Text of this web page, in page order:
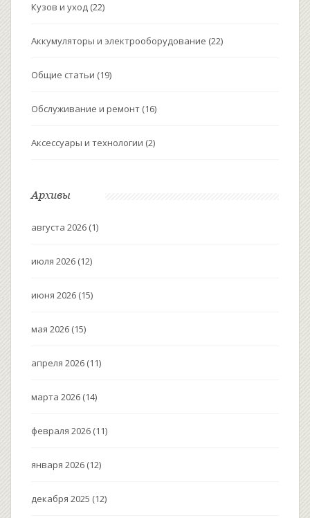
Кузов и уход (22)
Аккумуляторы и электрооборудование (22)
Общие статьи (19)
Обслуживание и ремонт (16)
Аксессуары и технологии (2)
Архивы
августа 2026 (1)
июля 2026 (12)
июня 2026 (15)
мая 2026 (15)
апреля 2026 (11)
марта 2026 (14)
февраля 2026 (11)
января 2026 (12)
декабря 2025 (12)